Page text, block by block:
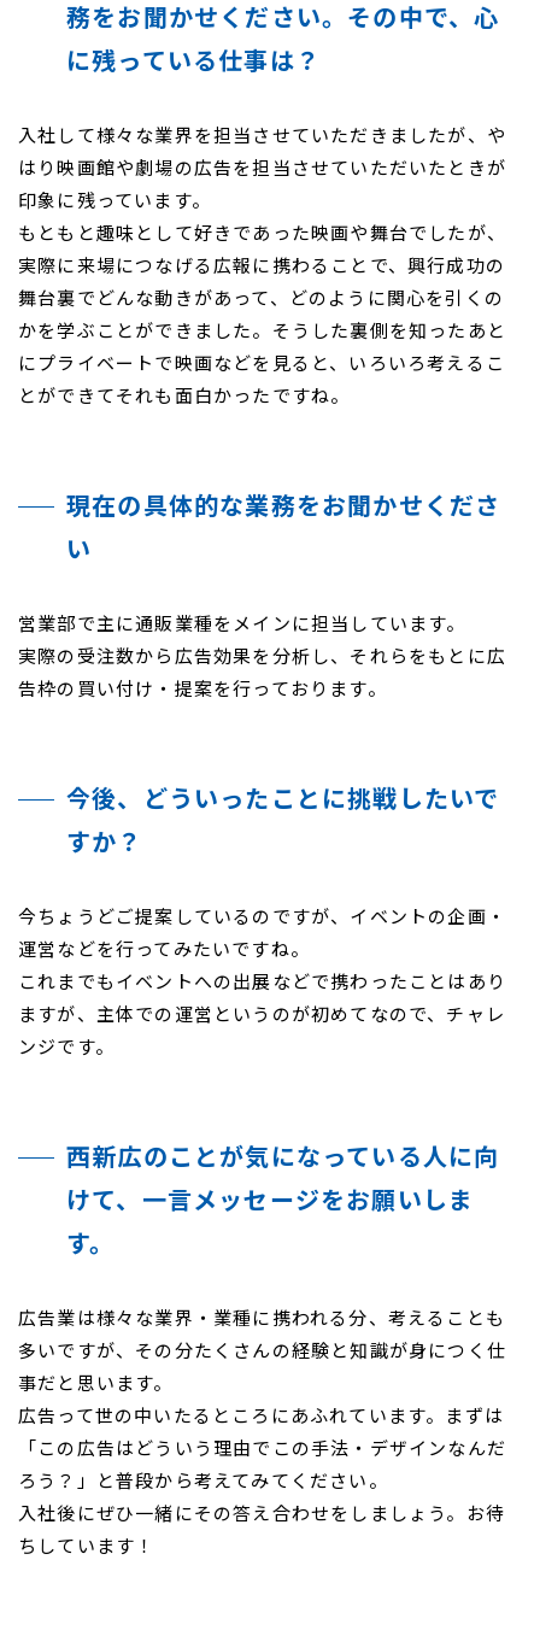
務をお聞かせください。その中で、心
に残っている仕事は？
入社して様々な業界を担当させていただきましたが、や
はり映画館や劇場の広告を担当させていただいたときが
印象に残っています。
もともと趣味として好きであった映画や舞台でしたが、
実際に来場につなげる広報に携わることで、興行成功の
舞台裏でどんな動きがあって、どのように関心を引くの
かを学ぶことができました。そうした裏側を知ったあと
にプライベートで映画などを見ると、いろいろ考えるこ
とができてそれも面白かったですね。
現在の具体的な業務をお聞かせくださ
い
営業部で主に通販業種をメインに担当しています。
実際の受注数から広告効果を分析し、それらをもとに広
告枠の買い付け・提案を行っております。
今後、どういったことに挑戦したいで
すか？
今ちょうどご提案しているのですが、イベントの企画・
運営などを行ってみたいですね。
これまでもイベントへの出展などで携わったことはあり
ますが、主体での運営というのが初めてなので、チャレ
ンジです。
西新広のことが気になっている人に向
けて、一言メッセージをお願いしま
す。
広告業は様々な業界・業種に携われる分、考えることも
多いですが、その分たくさんの経験と知識が身につく仕
事だと思います。
広告って世の中いたるところにあふれています。まずは
「この広告はどういう理由でこの手法・デザインなんだ
ろう？」と普段から考えてみてください。
入社後にぜひ一緒にその答え合わせをしましょう。お待
ちしています！